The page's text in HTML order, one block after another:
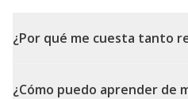
¿Por qué me cuesta tanto
¿Cómo puedo aprender de